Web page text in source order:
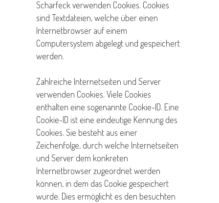
Scharfeck verwenden Cookies. Cookies
sind Textdateien, welche über einen
Internetbrowser auf einem
Computersystem abgelegt und gespeichert
werden.
Zahlreiche Internetseiten und Server
verwenden Cookies. Viele Cookies
enthalten eine sogenannte Cookie-ID. Eine
Cookie-ID ist eine eindeutige Kennung des
Cookies. Sie besteht aus einer
Zeichenfolge, durch welche Internetseiten
und Server dem konkreten
Internetbrowser zugeordnet werden
können, in dem das Cookie gespeichert
wurde. Dies ermöglicht es den besuchten